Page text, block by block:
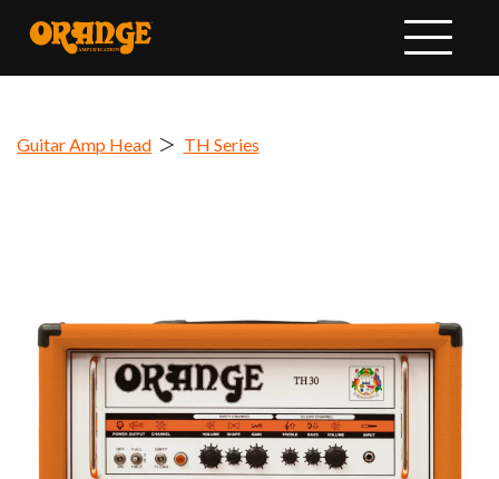
Guitar Amp Head ＞ TH Series